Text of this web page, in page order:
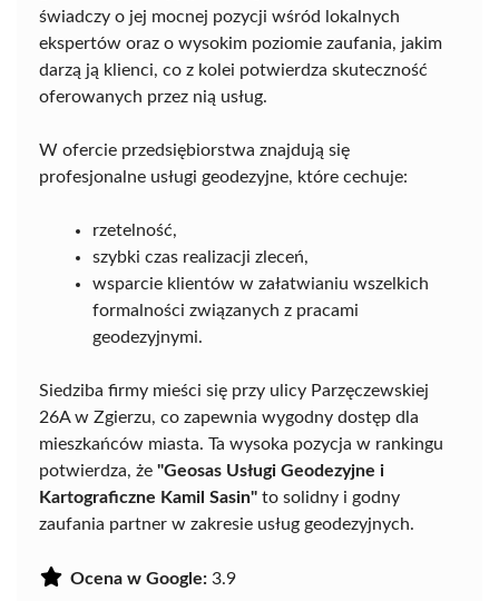
świadczy o jej mocnej pozycji wśród lokalnych
ekspertów oraz o wysokim poziomie zaufania, jakim
darzą ją klienci, co z kolei potwierdza skuteczność
oferowanych przez nią usług.
W ofercie przedsiębiorstwa znajdują się
profesjonalne usługi geodezyjne, które cechuje:
rzetelność,
szybki czas realizacji zleceń,
wsparcie klientów w załatwianiu wszelkich
formalności związanych z pracami
geodezyjnymi.
Siedziba firmy mieści się przy ulicy Parzęczewskiej
26A w Zgierzu, co zapewnia wygodny dostęp dla
mieszkańców miasta. Ta wysoka pozycja w rankingu
potwierdza, że "Geosas Usługi Geodezyjne i
Kartograficzne Kamil Sasin" to solidny i godny
zaufania partner w zakresie usług geodezyjnych.
Ocena w Google: 3.9